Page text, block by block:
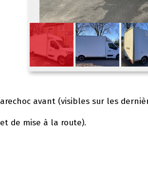
avant (visibles sur les dernières
de mise à la route).